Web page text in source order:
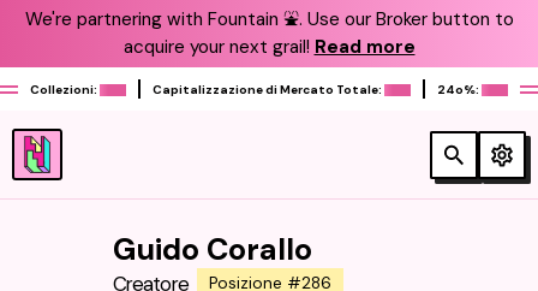
We're partnering with Fountain ⛲️. Use our Broker button to
acquire your next grail! Read more
Collezioni: Capitalizzazione di Mercato Totale: 24o%:
Guido Corallo
Creatore Posizione #286